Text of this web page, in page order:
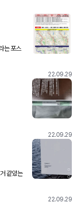
22.09.29
22.09.29
같았는
22.09.29